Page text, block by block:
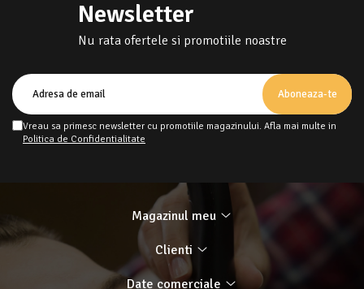
Newsletter
Nu rata ofertele si promotiile noastre
Vreau sa primesc newsletter cu promotiile magazinului. Afla mai multe in
Politica de Confidentialitate
Magazinul meu
Clienti
Date comerciale